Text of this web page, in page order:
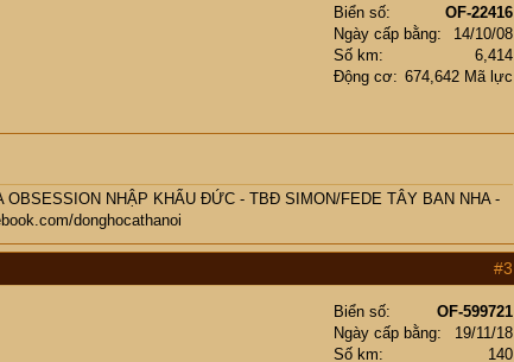
Biển số
OF-22416
Ngày cấp bằng
14/10/08
Số km
6,414
Động cơ
674,642 Mã lực
NHẬP KHẨU ĐỨC - TBĐ SIMON/FEDE TÂY BAN NHA -
donghocathanoi
#3
Biển số
OF-599721
Ngày cấp bằng
19/11/18
Số km
140